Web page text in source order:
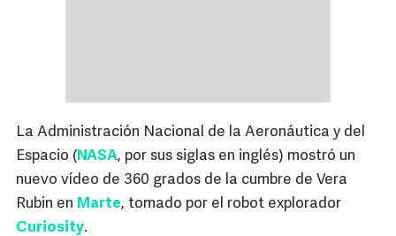
La Administración Nacional de la Aeronáutica y del
Espacio (NASA, por sus siglas en inglés) mostró un
nuevo vídeo de 360 grados de la cumbre de Vera
Rubin en Marte, tomado por el robot explorador
Curiosity.